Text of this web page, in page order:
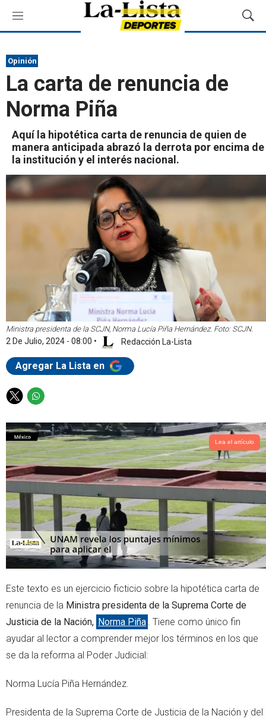
M
e
ú
M
o
q
a
Opinión
La carta de renuncia de
Norma Piña
Aquí la hipotética carta de renuncia de quien de
manera anticipada abrazó la derrota por encima de
la institución y el interés nacional.
Ministra presidenta de la SCJN, Norma Lucía Piña Hernández. Foto: SCJN.
2 De Julio, 2024 - 08:00 • Redacción La-Lista
Agregar La Lista en
T
i
t
t
e
r
W
a
t
s
a
p
Lea el artículo
Este texto es un ejercicio ficticio sobre la hipotética carta de
renuncia de la Ministra presidenta de la Suprema Corte de
Justicia de la Nación, Norma Piña . Tiene como único fin
ayudar al lector a comprender mejor los términos en los que
se da la reforma al Poder Judicial:
Norma Lucía Piña Hernández.
Presidenta de la Suprema Corte de Justicia de la Nación y del